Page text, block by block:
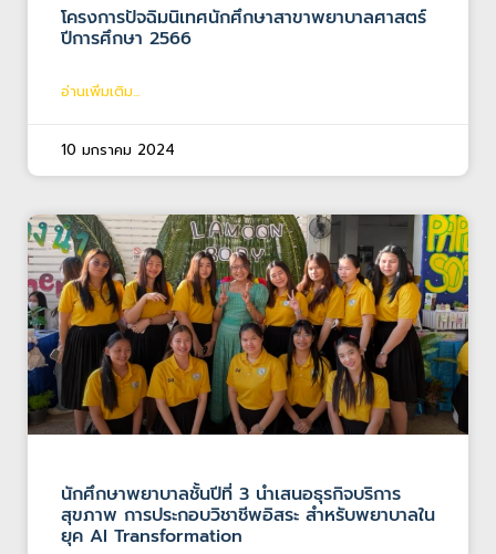
โครงการปัจฉิมนิเทศนักศึกษาสาขาพยาบาลศาสตร์
ปีการศึกษา 2566
อ่านเพิ่มเติม...
10 มกราคม 2024
นักศึกษาพยาบาลชั้นปีที่ 3 นำเสนอธุรกิจบริการ
สุขภาพ การประกอบวิชาชีพอิสระ สำหรับพยาบาลใน
ยุค AI Transformation